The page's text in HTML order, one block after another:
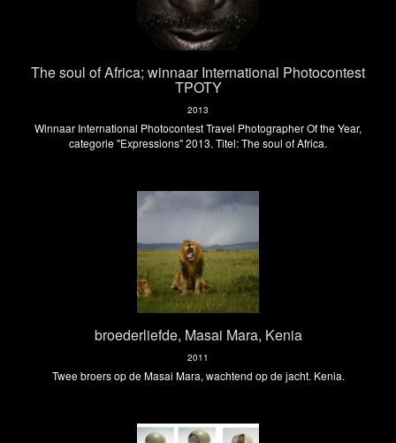
The soul of Africa; winnaar International Photocontest
TPOTY
2013
Winnaar International Photocontest Travel Photographer Of the Year,
categorie "Expressions" 2013. Titel: The soul of Africa.
broederliefde, Masai Mara, Kenia
2011
Twee broers op de Masai Mara, wachtend op de jacht. Kenia.